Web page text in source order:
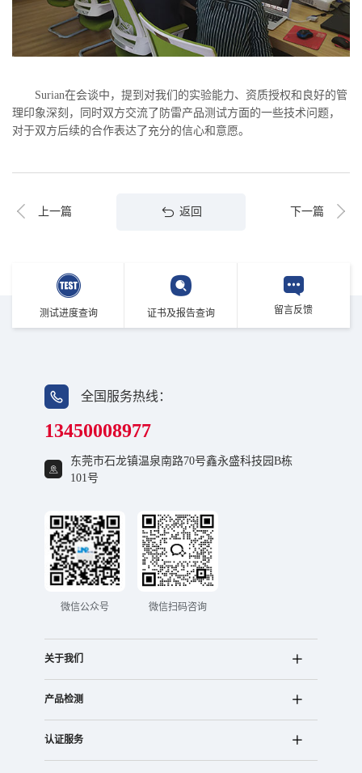
Surian在会谈中，提到对我们的实验能力、资质授权和良好的管
理印象深刻，同时双方交流了防雷产品测试方面的一些技术问题，
对于双方后续的合作表达了充分的信心和意愿。
上一篇 返回 下一篇
测试进度查询 证书及报告查询 留言反馈
全国服务热线：
13450008977
东莞市石龙镇温泉南路70号鑫永盛科技园B栋
101号
微信公众号 微信扫码咨询
关于我们
产品检测
认证服务